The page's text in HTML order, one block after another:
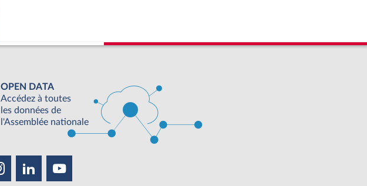
OPEN DATA
Accédez à toutes
les données de
l'Assemblée nationale